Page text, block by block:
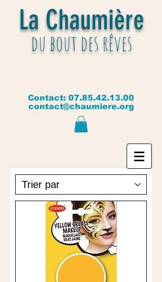
La Chaumière
du bout des rêves
Contact: 07.85.42.13.00
contact@chaumiere.org